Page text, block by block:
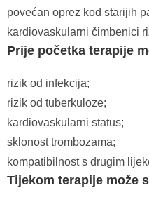
povećan oprez kod starijih
kardiovaskularni čimbenici
Prije početka terapije
rizik od infekcija;
rizik od tuberkuloze;
kardiovaskularni status;
sklonost trombozama;
kompatibilnost s drugim
Tijekom terapije može